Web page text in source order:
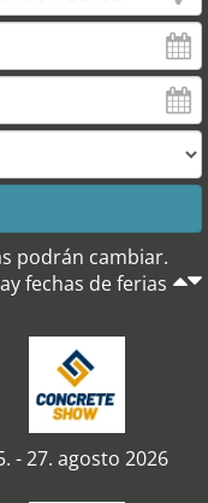
podrán cambiar.
fechas de ferias
- 27. agosto 2026